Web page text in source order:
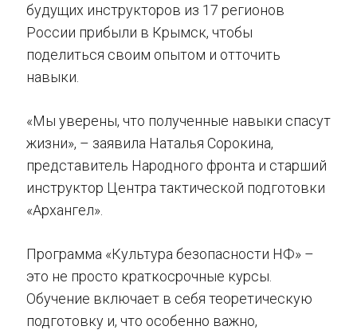
будущих инструкторов из 17 регионов
России прибыли в Крымск, чтобы
поделиться своим опытом и отточить
навыки.
«Мы уверены, что полученные навыки спасут
жизни», – заявила Наталья Сорокина,
представитель Народного фронта и старший
инструктор Центра тактической подготовки
«Архангел».
Программа «Культура безопасности НФ» –
это не просто краткосрочные курсы.
Обучение включает в себя теоретическую
подготовку и, что особенно важно,